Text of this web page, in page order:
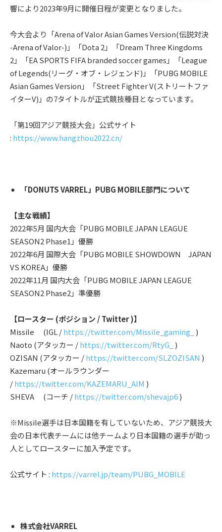
響により2023年9月に開催日程が変更となりました。
今大会より「Arena of Valor Asian Games Version(伝説対決
-Arena of Valor-)」「Dota 2」「Dream Three Kingdoms
2」「EA SPORTS FIFA branded soccer games」「League
of Legends(リーグ・オブ・レジェンド)」「PUBG MOBILE
Asian Games Version」「Street Fighter V(ストリートファ
イターV)」の7タイトルが正式競技種目となっています。
「第19回アジア競技大会」公式サイト
: https://www.hangzhou2022.cn/
「DONUTS VARREL」PUBG MOBILE部門について
【主な戦績】
2022年5月 国内大会「PUBG MOBILE JAPAN LEAGUE
SEASON2 Phase1」優勝
2022年6月 国際大会「PUBG MOBILE SHOWDOWN JAPAN
VS KOREA」優勝
2022年11月 国内大会「PUBG MOBILE JAPAN LEAGUE
SEASON2 Phase2」準優勝
【ロースター (ポジション / Twitter )】
Missile (IGL /https://twitter.com/Missile_gaming_
)
Naoto (アタッカー /https://twitter.com/RtyG_
)
OZISAN (アタッカー /https://twitter.com/SLZOZISAN )
Kazemaru (オールラウンダー
/https://twitter.com/KAZEMARU_AIM )
SHEVA (コーチ /https://twitter.com/shevajp6)
※Missile選手は日本国籍を有していないため、アジア競技大
会の日本代表チームには他チームより日本国籍の選手が助っ
人としてロースターに加入予定です。
公式サイト : https://varrel.jp/team/PUBG_MOBILE
株式会社VARREL